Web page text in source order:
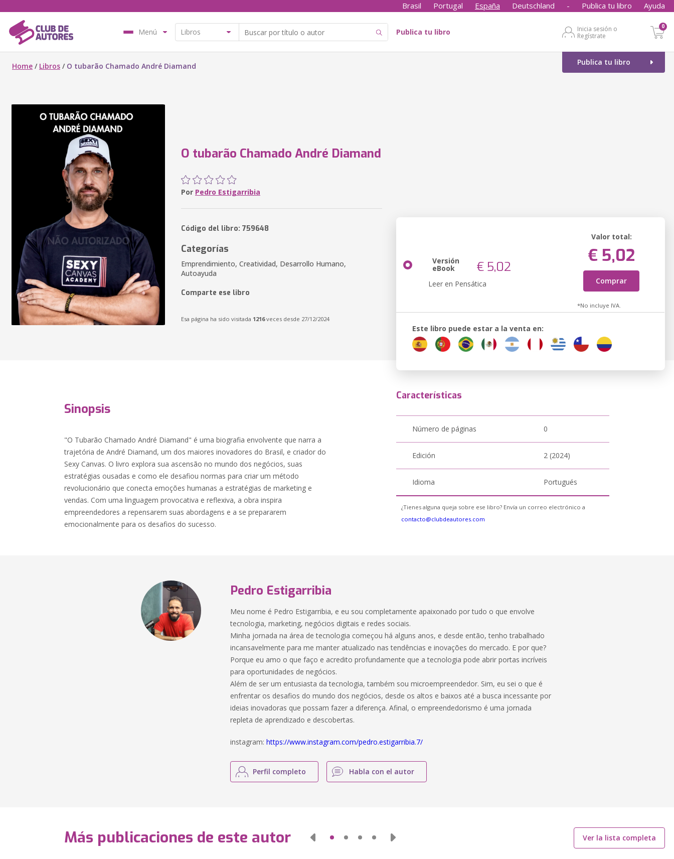
Brasil Portugal España Deutschland - Publica tu libro Ayuda
Menú Publica tu libro
Inicia sesión o
Regístrate
0
Publica tu libro
Home / Libros / O tubarão Chamado André Diamand
O tubarão Chamado André Diamand
Por Pedro Estigarribia
Código del libro: 759648
Categorías
Emprendimiento, Creatividad, Desarrollo Humano,
Autoayuda
Comparte ese libro
Esa página ha sido visitada 1216veces desde 27/12/2024
Versión
eBook € 5,02
Leer en Pensática
Valor total:
€ 5,02
Comprar
*No incluye IVA.
Este libro puede estar a la venta en:
Sinopsis
"O Tubarão Chamado André Diamand" é uma biografia envolvente que narra a
trajetória de André Diamand, um dos maiores inovadores do Brasil, e criador do
Sexy Canvas. O livro explora sua ascensão no mundo dos negócios, suas
estratégias ousadas e como ele desafiou normas para criar um método
revolucionário que conecta emoções humanas a estratégias de marketing e
vendas. Com uma linguagem provocativa e reflexiva, a obra inspira
empreendedores a repensarem suas abordagens e a se prepararem
emocionalmente para os desafios do sucesso.
Características
Número de páginas 0
Edición 2 (2024)
Idioma Portugués
¿Tienes alguna queja sobre ese libro? Envía un correo electrónico a
contacto@clubdeautores.com
Pedro Estigarribia
Meu nome é Pedro Estigarribia, e eu sou completamente apaixonado por tudo o que envolve
tecnologia, marketing, negócios digitais e redes sociais.
Minha jornada na área de tecnologia começou há alguns anos, e desde então, tenho trabalhado
incansavelmente para me manter atualizado nas tendências e inovações do mercado. E por que?
Porque eu amo o que faço e acredito profundamente que a tecnologia pode abrir portas incríveis
para oportunidades de negócios.
Além de ser um entusiasta da tecnologia, também sou microempreendedor. Sim, eu sei o que é
enfrentar os desafios do mundo dos negócios, desde os altos e baixos até a busca incessante por
ideias inovadoras que possam fazer a diferença. Afinal, o empreendedorismo é uma jornada
repleta de aprendizado e descobertas.
instagram:https://www.instagram.com/pedro.estigarribia.7/
Perfil completo Habla con el autor
Más publicaciones de este autor Ver la lista completa